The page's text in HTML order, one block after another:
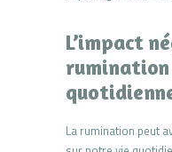
L’impact
La rumination peut